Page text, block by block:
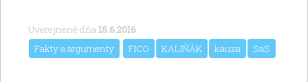
Uverejnené dňa15.6.2016
Fakty a argumenty
FICO KALIŇÁK kauza SaS